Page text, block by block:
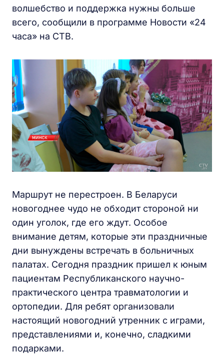
волшебство и поддержка нужны больше
всего, сообщили в программе Новости «24
часа» на СТВ.
Маршрут не перестроен. В Беларуси
новогоднее чудо не обходит стороной ни
один уголок, где его ждут. Особое
внимание детям, которые эти праздничные
дни вынуждены встречать в больничных
палатах. Сегодня праздник пришел к юным
пациентам Республиканского научно-
практического центра травматологии и
ортопедии. Для ребят организовали
настоящий новогодний утренник с играми,
представлениями и, конечно, сладкими
подарками.